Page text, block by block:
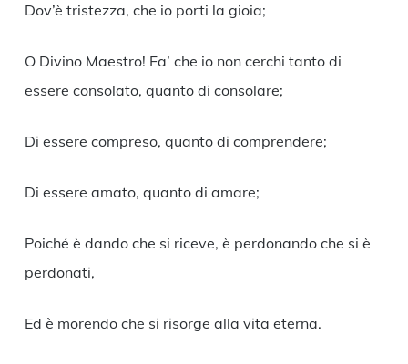
Dov’è tristezza, che io porti la gioia;
O Divino Maestro! Fa’ che io non cerchi tanto di
essere consolato, quanto di consolare;
Di essere compreso, quanto di comprendere;
Di essere amato, quanto di amare;
Poiché è dando che si riceve, è perdonando che si è
perdonati,
Ed è morendo che si risorge alla vita eterna.